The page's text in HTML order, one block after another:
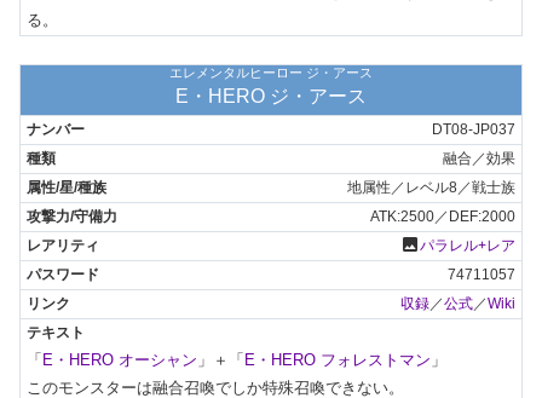
る。
エレメンタルヒーロー ジ・アース
E・HERO ジ・アース
DT08-JP037
融合／効果
地属性／レベル8／戦士族
ATK:2500／DEF:2000
photoパラレル+レア
74711057
収録／公式／Wiki
「 E・HERO オーシャン 」＋「 E・HERO フォレストマン 」
このモンスターは融合召喚でしか特殊召喚できない。